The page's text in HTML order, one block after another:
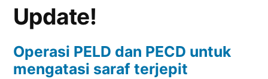
Update!
Operasi PELD dan PECD untuk
mengatasi saraf terjepit